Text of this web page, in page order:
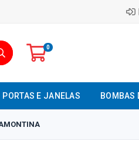
0
PORTAS E JANELAS BOMBAS